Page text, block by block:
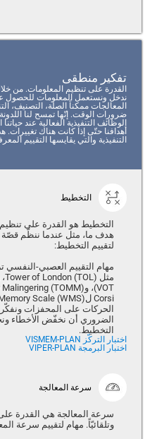
تفكير منطقى
القدرة على تنظيم المعلومات. من
ندخل ونستعمل المعلومات للحصول
المعالجات ممكناً الصلة، التصنيف،
ضرورات الوقت. إنّها تمسح لنا
الوظائف التنفيذية الفعالية عند
أهدافنا حتّى إذا كانت هناك
التنفيذية والتي يقايسها التقييم
التخطيط
التخطيط هو القدرة على
هدف ما، مثل عندما ننظّم قصّة
لتقييم التخطيط:
مهام التقييم العصبي-النفسي
الحركات على المحفزات
الضروري أن نخفّض الأخطاء
التخطيط.
اختبار التركّز VISMEM-PLAN
اختبار البرمجة VIPER-PLAN
سرعة المعالجة
سرعة المعالجة هي القدرة
وتلقائيّاً. مهام لتقييم سرعة